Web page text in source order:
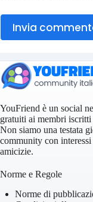
Invia
YouFriend è un social
gratuiti ai membri
Non siamo una testata
community con
amicizie.
Norme e Regole
Norme di